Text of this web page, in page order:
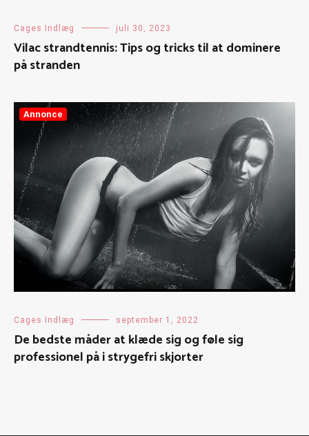
Cages Indlæg juli 30, 2023
Vilac strandtennis: Tips og tricks til at dominere
på stranden
Annonce
Cages Indlæg september 1, 2022
De bedste måder at klæde sig og føle sig
professionel på i strygefri skjorter